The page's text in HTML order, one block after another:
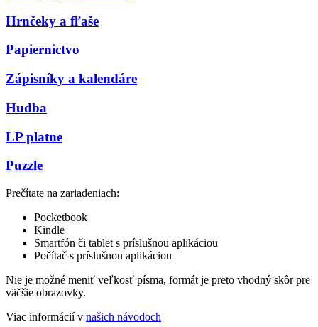
Hrnčeky a fľaše
Papiernictvo
Zápisníky a kalendáre
Hudba
LP platne
Puzzle
Prečítate na zariadeniach:
Pocketbook
Kindle
Smartfón či tablet s príslušnou aplikáciou
Počítač s príslušnou aplikáciou
Nie je možné meniť veľkosť písma, formát je preto vhodný skôr pre
väčšie obrazovky.
Viac informácií v našich návodoch